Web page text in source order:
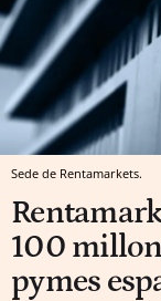
Sede de Rentamarkets.
100
pymes